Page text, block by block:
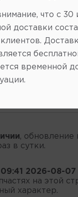
, обновление
в сутки.
09:41 2026-08-07
на этой
характер.
что c 30
доставки
временной